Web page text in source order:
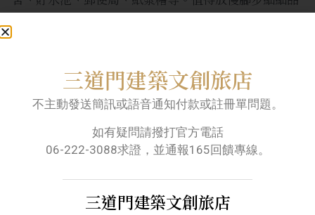
三道門建築文創旅店
不主動發送簡訊或語音通知付款或註冊單問題。
如有疑問請撥打官方電話
06-222-3088求證，並通報165回饋專線。
三道門建築文創旅店